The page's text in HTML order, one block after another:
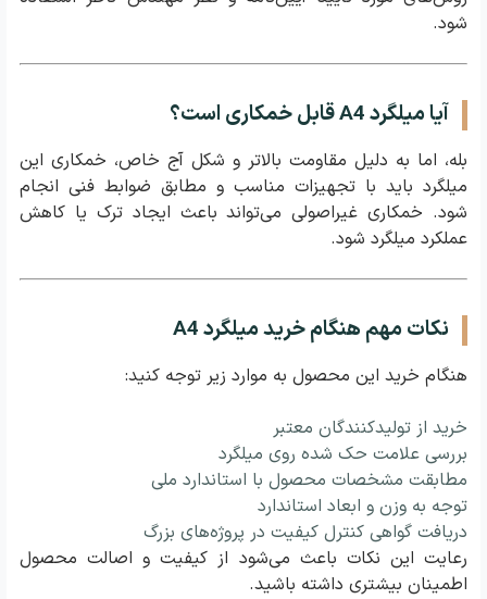
شود.
آیا میلگرد A4 قابل خمکاری است؟
بله، اما به دلیل مقاومت بالاتر و شکل آج خاص، خمکاری این
میلگرد باید با تجهیزات مناسب و مطابق ضوابط فنی انجام
شود. خمکاری غیراصولی می‌تواند باعث ایجاد ترک یا کاهش
عملکرد میلگرد شود.
نکات مهم هنگام خرید میلگرد A4
هنگام خرید این محصول به موارد زیر توجه کنید:
خرید از تولیدکنندگان معتبر
بررسی علامت حک شده روی میلگرد
مطابقت مشخصات محصول با استاندارد ملی
توجه به وزن و ابعاد استاندارد
دریافت گواهی کنترل کیفیت در پروژه‌های بزرگ
رعایت این نکات باعث می‌شود از کیفیت و اصالت محصول
اطمینان بیشتری داشته باشید.